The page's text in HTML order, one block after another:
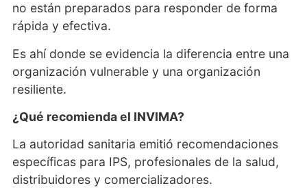
no están preparados para responder de forma
rápida y efectiva.
Es ahí donde se evidencia la diferencia entre una
organización vulnerable y una organización
resiliente.
¿Qué recomienda el INVIMA?
La autoridad sanitaria emitió recomendaciones
específicas para IPS, profesionales de la salud,
distribuidores y comercializadores.